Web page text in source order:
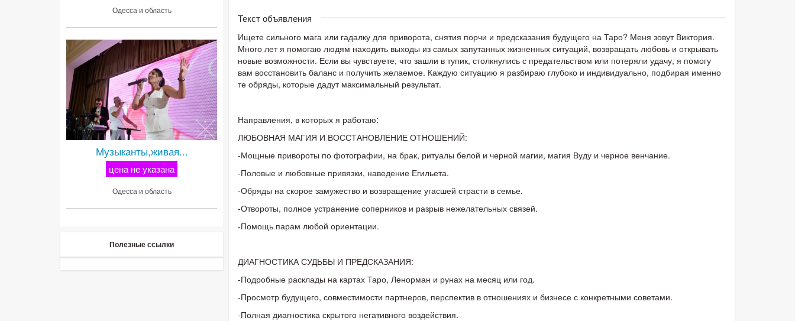
Текст объявления
Ищете сильного мага или гадалку для приворота, снятия порчи и предсказания будущего на Таро? Меня зовут Виктория.
Много лет я помогаю людям находить выходы из самых запутанных жизненных ситуаций, возвращать любовь и открывать
новые возможности. Если вы чувствуете, что зашли в тупик, столкнулись с предательством или потеряли удачу, я помогу
вам восстановить баланс и получить желаемое. Каждую ситуацию я разбираю глубоко и индивидуально, подбирая именно
те обряды, которые дадут максимальный результат.
Направления, в которых я работаю:
ЛЮБОВНАЯ МАГИЯ И ВОССТАНОВЛЕНИЕ ОТНОШЕНИЙ:
-Мощные привороты по фотографии, на брак, ритуалы белой и черной магии, магия Вуду и черное венчание.
-Половые и любовные привязки, наведение Егильета.
-Обряды на скорое замужество и возвращение угасшей страсти в семье.
-Отвороты, полное устранение соперников и разрыв нежелательных связей.
-Помощь парам любой ориентации.
ДИАГНОСТИКА СУДЬБЫ И ПРЕДСКАЗАНИЯ:
-Подробные расклады на картах Таро, Ленорман и рунах на месяц или год.
-Просмотр будущего, совместимости партнеров, перспектив в отношениях и бизнесе с конкретными советами.
-Полная диагностика скрытого негативного воздействия.
Одесса и область
Музыканты,живая...
цена не указана
Одесса и область
Полезные ссылки